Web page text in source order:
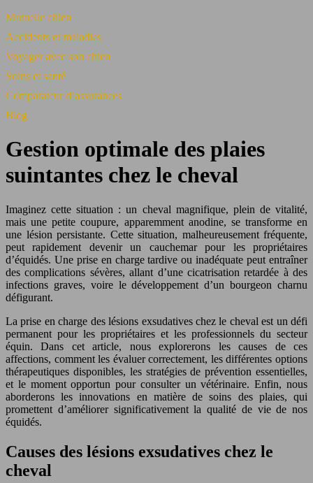
Mutuelle chien
Accidents et maladies
Voyager avec son chien
Soins et santé
Comparateur d’assurances
Blog
Gestion optimale des plaies
suintantes chez le cheval
Imaginez cette situation : un cheval magnifique, plein de vitalité,
mais une petite coupure, apparemment anodine, se transforme en
une lésion persistante. Cette situation, malheureusement fréquente,
peut rapidement devenir un cauchemar pour les propriétaires
d’équidés. Une prise en charge tardive ou inadéquate peut entraîner
des complications sévères, allant d’une cicatrisation retardée à des
infections graves, voire le développement d’un bourgeon charnu
défigurant.
La prise en charge des lésions exsudatives chez le cheval est un défi
permanent pour les propriétaires et les professionnels du secteur
équin. Dans cet article, nous explorerons les causes de ces
affections, comment les évaluer correctement, les différentes options
thérapeutiques disponibles, les stratégies de prévention essentielles,
et le moment opportun pour consulter un vétérinaire. Enfin, nous
aborderons les innovations en matière de soins des plaies, qui
promettent d’améliorer significativement la qualité de vie de nos
équidés.
Causes des lésions exsudatives chez le
cheval